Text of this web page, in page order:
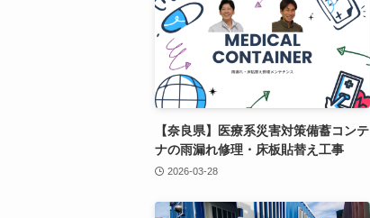
【奈良県】医療系災害対策備蓄コンテ
ナの雨漏れ修理・床板貼替え工事
2026-03-28